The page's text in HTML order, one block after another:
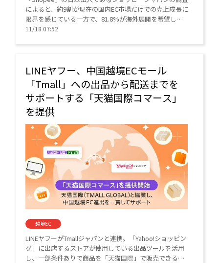
によると、約9割が現在の国内EC市場だけでの売上成長に
限界を感じている一方で、81.8%が海外展開を希望しつ
つも、過半数が「国際配送の手続き」を障壁にあげた。
11/18 07:52
LINEヤフー、中国越境ECモール
「Tmall」への出品から配送までを
サポートする「天猫国際コマース」
を提供
越境EC
LINEヤフーがTmallジャパンと連携。「Yahoo!ショッピン
グ」に出店するストアが使用している出品ツールを活用
し、一部条件ありで商品を「天猫国際」で販売できるよ